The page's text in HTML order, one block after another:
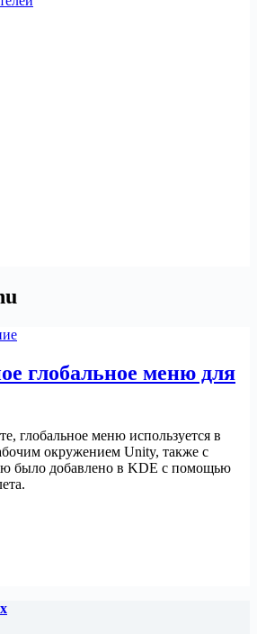
глобальное меню для
глобальное меню используется в
окружением Unity, также с
было добавлено в KDE с помощью